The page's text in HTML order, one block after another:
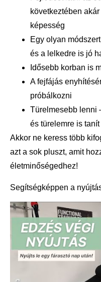
következtében
képesség
Egy olyan
és a lelkedre is jó
Idősebb korban is
A fejfájás
próbálkozni
Türelmesebb lenni
és türelemre is tanít
Akkor ne keress több
azt a sok pluszt, amit
életminőségedhez!
Segítségképpen a